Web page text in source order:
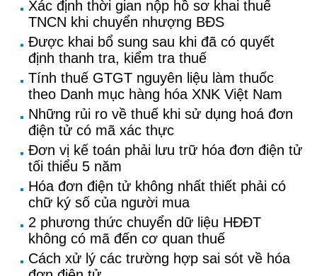
Xác định thời gian nộp hồ sơ khai thuế
TNCN khi chuyển nhượng BĐS
Được khai bổ sung sau khi đã có quyết
định thanh tra, kiểm tra thuế
Tính thuế GTGT nguyên liệu làm thuốc
theo Danh mục hàng hóa XNK Việt Nam
Những rủi ro về thuế khi sử dụng hoá đơn
điện tử có mã xác thực
Đơn vị kế toán phải lưu trữ hóa đơn điện tử
tối thiểu 5 năm
Hóa đơn điện tử không nhất thiết phải có
chữ ký số của người mua
2 phương thức chuyển dữ liệu HĐĐT
không có mã đến cơ quan thuế
Cách xử lý các trường hợp sai sót về hóa